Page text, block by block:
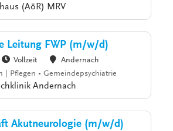
(AöR) MRV
Leitung FWP (m/w/d)
Vollzeit
Andernach
| Pflegen • Gemeindepsychiatrie
Andernach
Akutneurologie (m/w/d)